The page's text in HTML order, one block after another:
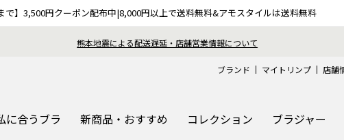
で】3,500円クーポン配布中|8,000円以上で送料無料&アモスタイルは送料無料
熊本地震による配送遅延・店舗営業情報について
ブランド マイトリンプ 店舗
に合うブラ 新商品・おすすめ コレクション ブラジャー